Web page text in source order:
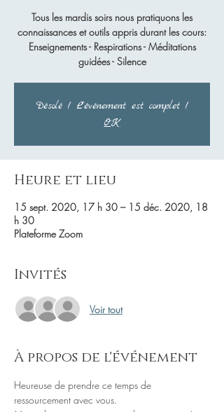
Tous les mardis soirs nous pratiquons les
connaissances et outils appris durant les cours:
Enseignements - Respirations - Méditations
guidées - Silence
Désolé ! L'événement est complet !
OK
Heure et lieu
15 sept. 2020, 17 h 30 – 15 déc. 2020, 18
h 30
Plateforme Zoom
Invités
Voir tout
À propos de l'événement
Heureuse de prendre ce temps de
ressourcement avec vous.